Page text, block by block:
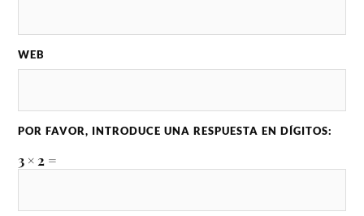
WEB
POR FAVOR, INTRODUCE UNA RESPUESTA EN DÍGITOS:
3 × 2 =